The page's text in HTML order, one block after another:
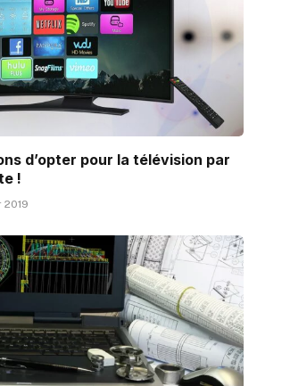
d’opter pour la télévision par
!
2019